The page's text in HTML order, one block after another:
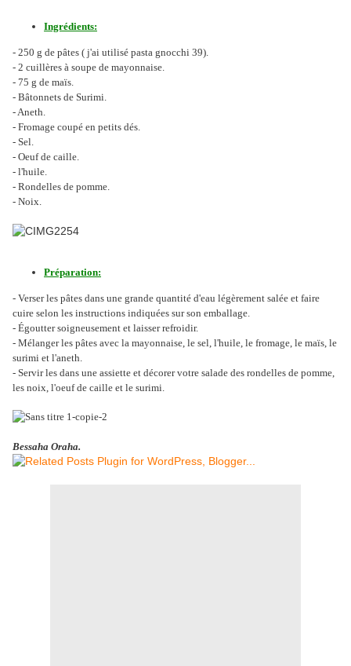
Ingrédients:
- 250 g de pâtes ( j'ai utilisé pasta gnocchi 39).
- 2 cuillères à soupe de mayonnaise.
- 75 g de maïs.
- Bâtonnets de Surimi.
- Aneth.
- Fromage coupé en petits dés.
- Sel.
- Oeuf de caille.
- l'huile.
- Rondelles de pomme.
- Noix.
Préparation:
- Verser les pâtes dans une grande quantité d'eau légèrement salée et faire
cuire selon les instructions indiquées sur son emballage.
- Égoutter soigneusement et laisser refroidir.
- Mélanger les pâtes avec la mayonnaise, le sel, l'huile, le fromage, le maïs, le
surimi et l'aneth.
- Servir les dans une assiette et décorer votre salade des rondelles de pomme,
les noix, l'oeuf de caille et le surimi.
Bessaha Oraha.